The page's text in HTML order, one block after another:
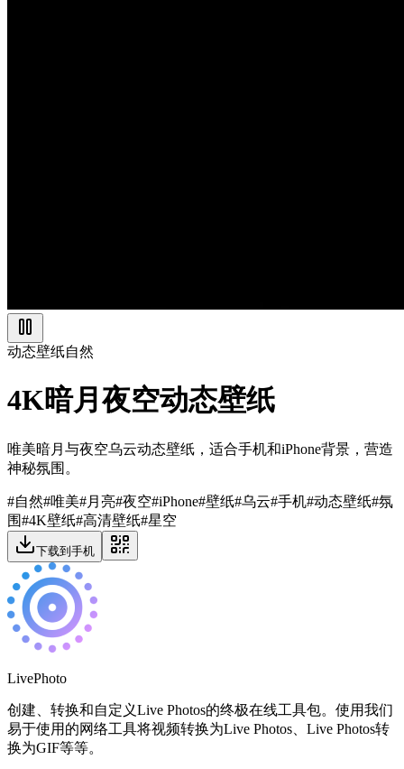
动态壁纸自然
4K暗月夜空动态壁纸
唯美暗月与夜空乌云动态壁纸，适合手机和iPhone背景，营造
神秘氛围。
#自然#唯美#月亮#夜空#iPhone#壁纸#乌云#手机#动态壁纸#氛
围#4K壁纸#高清壁纸#星空
下载到手机
LivePhoto
创建、转换和自定义Live Photos的终极在线工具包。使用我们
易于使用的网络工具将视频转换为Live Photos、Live Photos转
换为GIF等等。